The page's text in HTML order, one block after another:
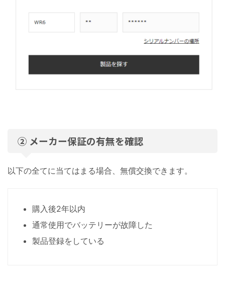
② メーカー保証の有無を確認
以下の全てに当てはまる場合、無償交換できます。
購入後2年以内
通常使用でバッテリーが故障した
製品登録をしている